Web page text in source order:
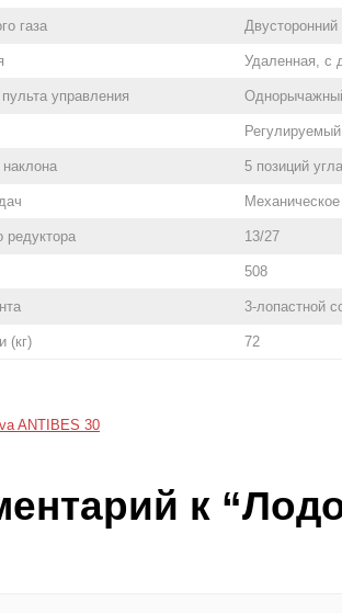
газа Двусторонний
Удаленная, с
управления
наклона 5 позиций
редуктора 13/27
508
3-лопастной
(кг) 72
ANTIBES 30
к